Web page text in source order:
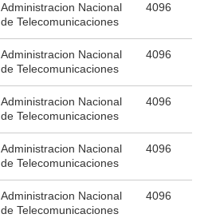
Administracion Nacional
de Telecomunicaciones
4096
Administracion Nacional
de Telecomunicaciones
4096
Administracion Nacional
de Telecomunicaciones
4096
Administracion Nacional
de Telecomunicaciones
4096
Administracion Nacional
de Telecomunicaciones
4096